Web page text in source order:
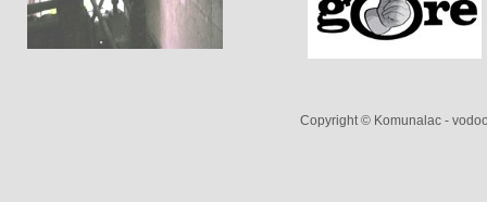
Copyright © Komunalac -